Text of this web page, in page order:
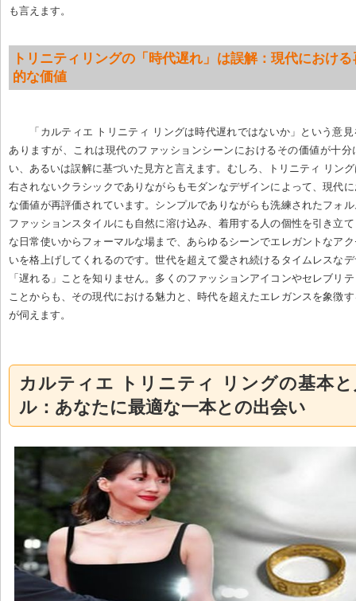
も言えます。
トリニティリングの「時代遅れ」は誤解：現代におけ
的な価値
「カルティエ トリニティ リングは時代遅れではないか」という意
ありますが、これは現代のファッションシーンにおけるその価値が十分
い、あるいは誤解に基づいた見方と言えます。むしろ、トリニティ リン
右されないクラシックでありながらもモダンなデザインによって、現代
な価値が再評価されています。シンプルでありながらも洗練されたフォ
ファッションスタイルにも自然に溶け込み、着用する人の個性を引き立
な日常使いからフォーマルな場まで、あらゆるシーンでエレガントなア
いを格上げしてくれるのです。世代を超えて愛され続けるタイムレスな
「遅れる」ことを知りません。多くのファッションアイコンやセレブリ
ことからも、その現代における魅力と、時代を超えたエレガンスを象徴
が伺えます。
カルティエ トリニティ リングの基本
ル：あなたに最適な一本との出会い